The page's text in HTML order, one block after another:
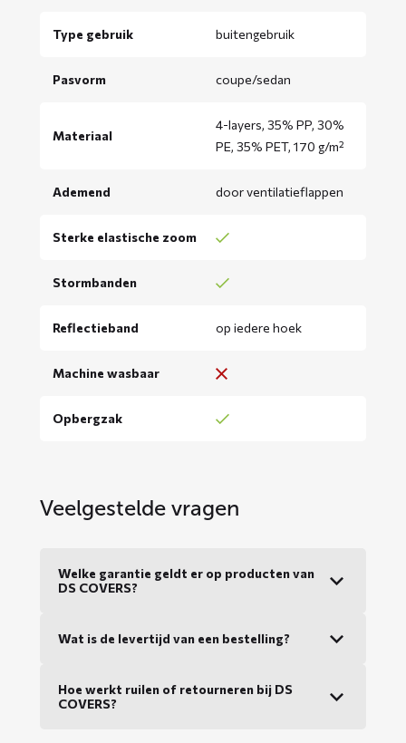
Type gebruik buitengebruik
Pasvorm coupe/sedan
Materiaal
4-layers, 35% PP, 30%
PE, 35% PET, 170 g/m²
Ademend door ventilatieflappen
Sterke elastische zoom
Stormbanden
Reflectieband op iedere hoek
Machine wasbaar
Opbergzak
Veelgestelde vragen
Welke garantie geldt er op producten van
DS COVERS?
Wat is de levertijd van een bestelling?
Hoe werkt ruilen of retourneren bij DS
COVERS?